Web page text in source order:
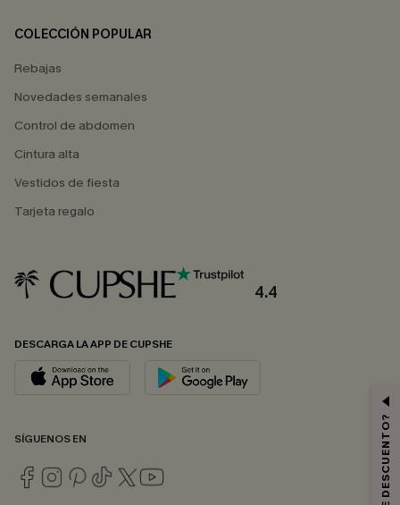
COLECCIÓN POPULAR
Rebajas
Novedades semanales
Control de abdomen
Cintura alta
Vestidos de fiesta
Tarjeta regalo
4.4
DESCARGA LA APP DE CUPSHE
SÍGUENOS EN